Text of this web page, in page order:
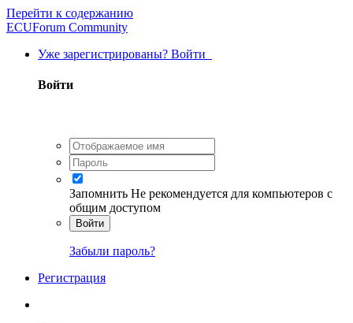
Перейти к содержанию
ECUForum Community
Уже зарегистрированы? Войти
Войти
Запомнить Не рекомендуется для компьютеров с
общим доступом
Войти
Забыли пароль?
Регистрация